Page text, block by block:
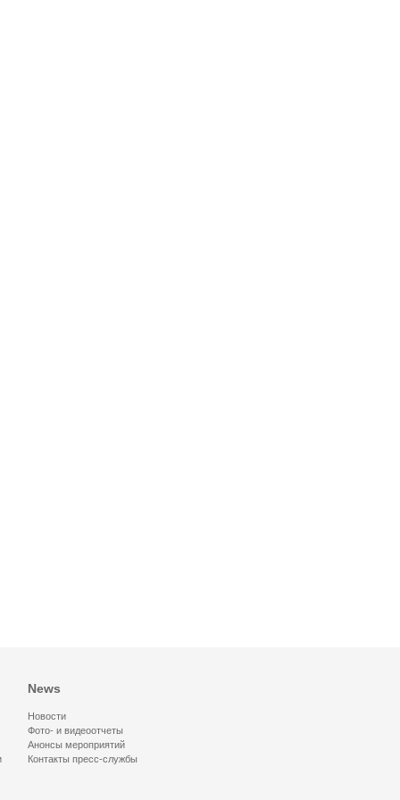
News
Новости
Фото- и видеоотчеты
Анонсы мероприятий
Контакты пресс-службы